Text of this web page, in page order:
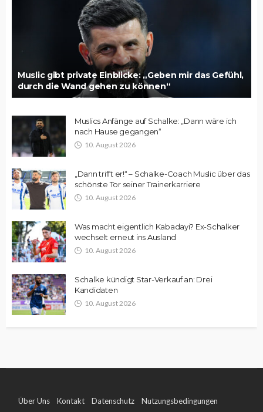
Muslic gibt private Einblicke: „Geben mir das Gefühl,
durch die Wand gehen zu können“
Muslics Anfänge auf Schalke: „Dann wäre ich
nach Hause gegangen“
10. August 2026
„Dann trifft er!“ – Schalke-Coach Muslic über das
schönste Tor seiner Trainerkarriere
10. August 2026
Was macht eigentlich Kabadayi? Ex-Schalker
wechselt erneut ins Ausland
10. August 2026
Schalke kündigt Star-Verkauf an: Drei
Kandidaten
10. August 2026
Über Uns Kontakt Datenschutz Nutzungsbedingungen